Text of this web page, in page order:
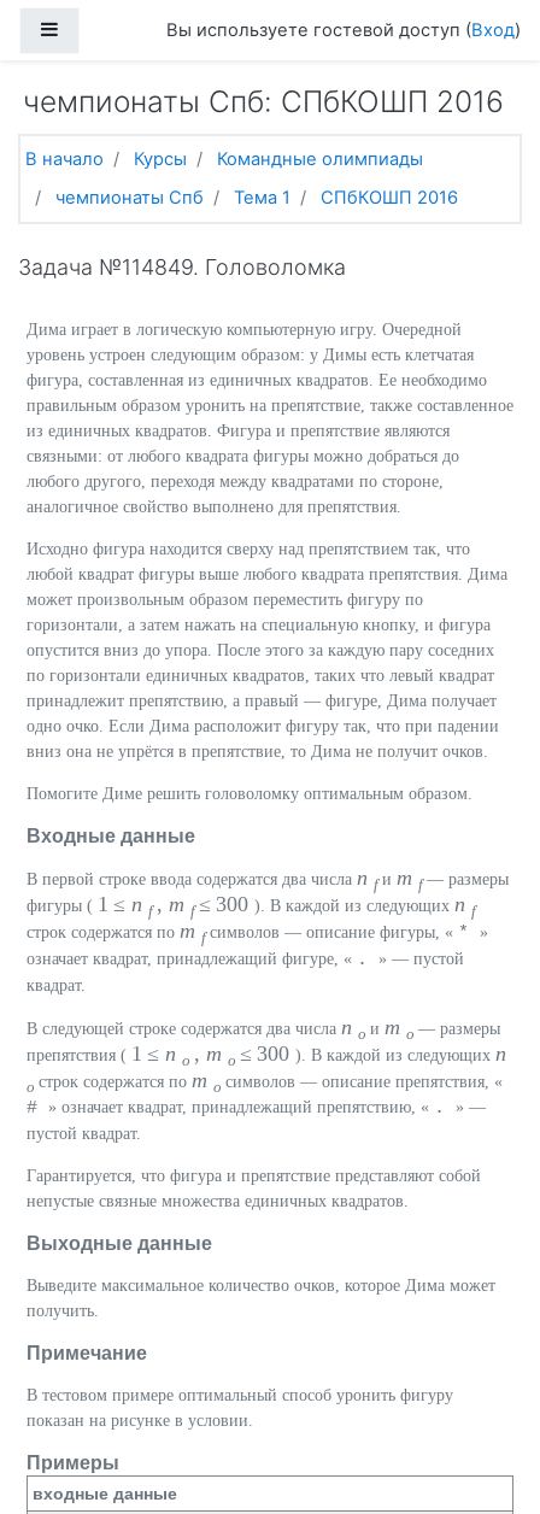
Боковая панельВы используете гостевой доступ (Вход)
чемпионаты Спб: СПбКОШП 2016
В начало Курсы
Командные олимпиады
чемпионаты Спб
Тема 1 СПбКОШП 2016
Задача №114849. Головоломка
Дима играет в логическую компьютерную игру. Очередной
уровень устроен следующим образом: у Димы есть клетчатая
фигура, составленная из единичных квадратов. Ее необходимо
правильным образом уронить на препятствие, также составленное
из единичных квадратов. Фигура и препятствие являются
связными: от любого квадрата фигуры можно добраться до
любого другого, переходя между квадратами по стороне,
аналогичное свойство выполнено для препятствия.
Исходно фигура находится сверху над препятствием так, что
любой квадрат фигуры выше любого квадрата препятствия. Дима
может произвольным образом переместить фигуру по
горизонтали, а затем нажать на специальную кнопку, и фигура
опустится вниз до упора. После этого за каждую пару соседних
по горизонтали единичных квадратов, таких что левый квадрат
принадлежит препятствию, а правый — фигуре, Дима получает
одно очко. Если Дима расположит фигуру так, что при падении
вниз она не упрётся в препятствие, то Дима не получит очков.
Помогите Диме решить головоломку оптимальным образом.
Входные данные
В первой строке ввода содержатся два числа n fи m f— размеры
фигуры ( 1 ≤ n f , m f≤ 300 ). В каждой из следующих n f
строк содержатся по m fсимволов — описание фигуры, « *
»
означает квадрат, принадлежащий фигуре, « .
» — пустой
квадрат.
В следующей строке содержатся два числа n o и m o — размеры
препятствия ( 1 ≤ n o , m o ≤ 300 ). В каждой из следующих n
o строк содержатся по m o символов — описание препятствия, «
# » означает квадрат, принадлежащий препятствию, « .
» —
пустой квадрат.
Гарантируется, что фигура и препятствие представляют собой
непустые связные множества единичных квадратов.
Выходные данные
Выведите максимальное количество очков, которое Дима может
получить.
Примечание
В тестовом примере оптимальный способ уронить фигуру
показан на рисунке в условии.
Примеры
входные данные